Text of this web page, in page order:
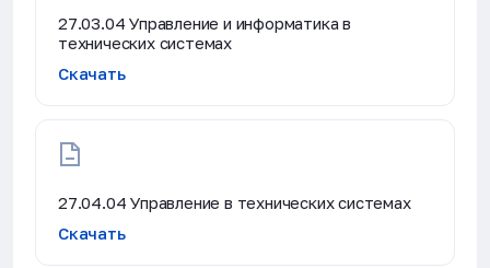
27.03.04 Управление и информатика в
технических системах
Скачать
27.04.04 Управление в технических системах
Скачать